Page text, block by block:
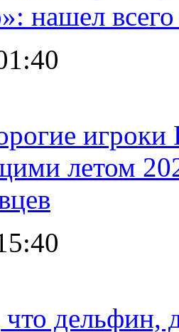
нашел
игроки
летом
дельфин,